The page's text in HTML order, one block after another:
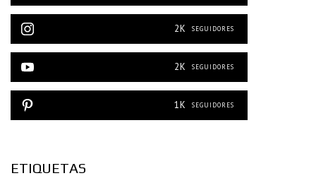
2K SEGUIDORES
2K SEGUIDORES
1K SEGUIDORES
ETIQUETAS